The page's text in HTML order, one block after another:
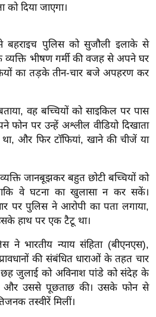
को दिया जाएगा।
पुलिस को सुजौली इलाके से
व्यक्ति भीषण गर्मी की वजह से अपने घर
का तड़के तीन-चार बजे अपहरण कर
वह बच्चियों को साइकिल पर पास
पर उन्हें अश्लील वीडियो दिखाता
और फिर टॉफियां, खाने की चीजें या
जानबूझकर बहुत छोटी बच्चियों को
वे घटना का खुलासा न कर सकें।
पर पुलिस ने आरोपी का पता लगाया,
हाथ पर एक टैटू था।
भारतीय न्याय संहिता (बीएनएस),
की संबंधित धाराओं के तहत चार
छह जुलाई को अविनाश पांडे को संदेह के
और उससे पूछताछ की। उसके फोन से
तस्वीरें मिलीं।